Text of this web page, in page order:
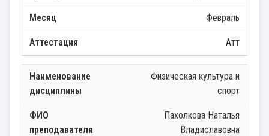
Февраль
Атт
Физическая культура и
спорт
Пахолкова Наталья
Владиславовна